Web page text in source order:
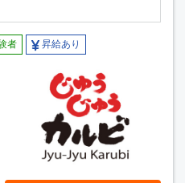
者 昇給あり